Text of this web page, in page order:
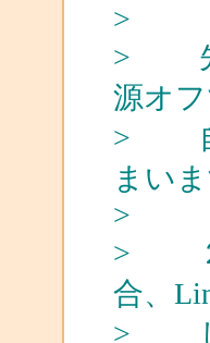
>
> 先
源オ
> 自
まい
>
> ２
合、
> し